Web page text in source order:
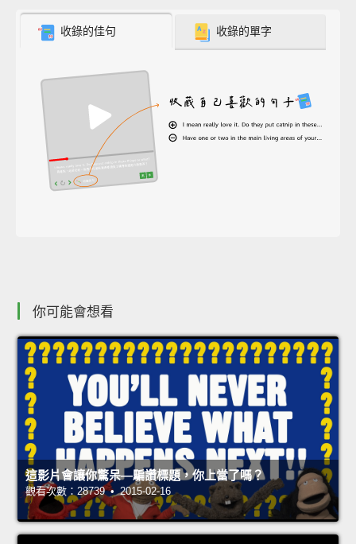
收錄的佳句 收錄的單字
你可能會想看
這影片會讓你驚呆—騙讚標題，你上當了嗎？
觀看次數：28739 • 2015-02-16